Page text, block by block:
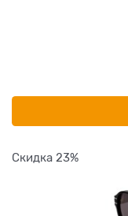
Скидка 23%